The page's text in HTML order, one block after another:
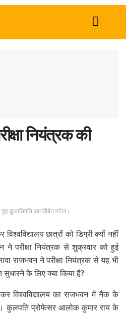
नियंत्रक की
कुलाधिपति आनंदीबेन पटेल।
छात्रों को डिग्री क्यों नहीं
ने परीक्षा नियंत्रक से शुक्रवार को हुई
राजभवन ने परीक्षा नियंत्रक से यह भी
सुधारने के लिए क्या किया है?
विश्वविद्यालय का राजभवन में नैक के
कुलपति प्रोफेसर आलोक कुमार राय के
Western